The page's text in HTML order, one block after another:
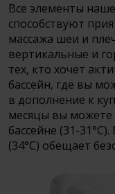
Все элементы
способствуют
массажа шеи и
вертикальные и
тех, кто хочет
бассейн, где вы
в дополнение к
месяцы вы
бассейне (31-
(34°C) обещает